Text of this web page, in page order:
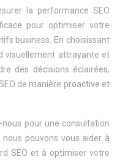
la performance SEO
pour optimiser votre
business. En choisissant
visuellement attrayante et
des décisions éclairées,
de manière proactive et
nous pour une consultation
pouvons vous aider à
SEO et à optimiser votre